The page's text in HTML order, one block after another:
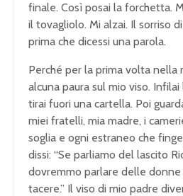
finale. Così posai la forchetta.
il tovagliolo. Mi alzai. Il sorriso
prima che dicessi una parola.
Perché per la prima volta nella
alcuna paura sul mio viso.
tirai fuori una cartella. Poi
miei fratelli, mia madre, i
soglia e ogni estraneo che
dissi: “Se parliamo del lascito
dovremmo parlare delle donne
tacere.” Il viso di mio padre